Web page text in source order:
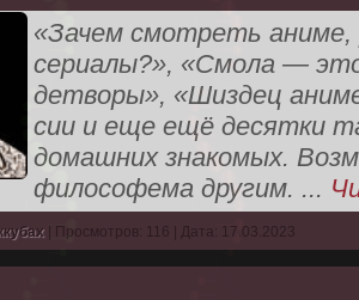
«Зачем смотреть аниме,
сериалы?», «Смола —
детворы», «Шиздец
сии и еще ещё десятки
домашних знакомых.
философема другим. ...
| Просмотров: 116 | Дата: 17.03.2023